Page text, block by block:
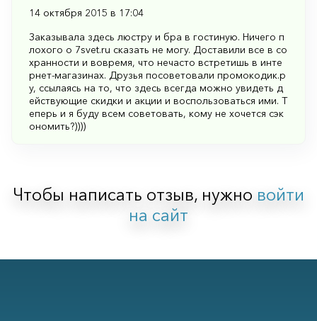
14 октября 2015 в 17:04
Заказывала здесь люстру и бра в гостиную. Ничего п
лохого о 7svet.ru сказать не могу. Доставили все в со
хранности и вовремя, что нечасто встретишь в инте
рнет-магазинах. Друзья посоветовали промокодик.р
у, ссылаясь на то, что здесь всегда можно увидеть д
ействующие скидки и акции и воспользоваться ими. Т
еперь и я буду всем советовать, кому не хочется сэк
ономить?))))
Чтобы написать отзыв, нужно войти
на сайт